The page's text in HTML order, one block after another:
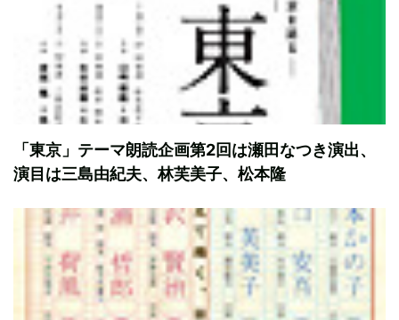
「東京」テーマ朗読企画第2回は瀬田なつき演出、
演目は三島由紀夫、林芙美子、松本隆